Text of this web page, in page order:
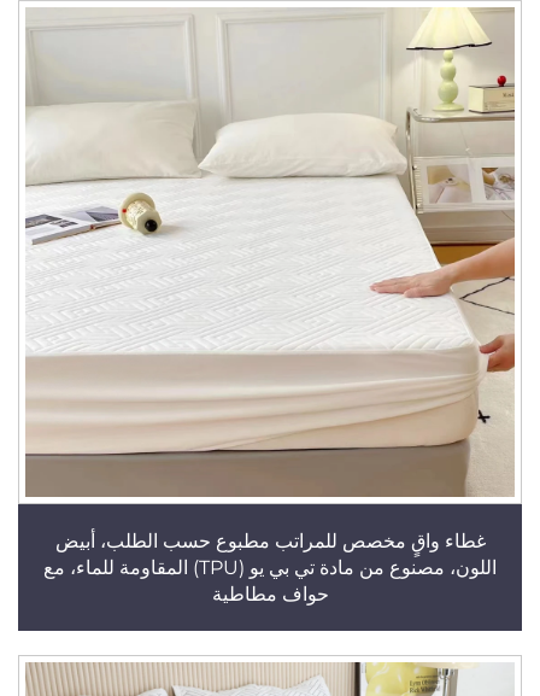
غطاء واقٍ مخصص للمراتب مطبوع حسب الطلب، أبيض
اللون، مصنوع من مادة تي بي يو (TPU) المقاومة للماء، مع
حواف مطاطية